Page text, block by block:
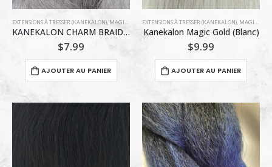
EXTENSIONS À TRESSER (KANEKALON), MAGIC GOLD COLLECTION
KANEKALON CHARM BRAID TT1B/SYLVER
$7.99
AJOUTER AU PANIER
EXTENSIONS À TRESSER (KANEKALON), MAGIC GOLD COLLECTION
Kanekalon Magic Gold (Blanc)
$9.99
AJOUTER AU PANIER